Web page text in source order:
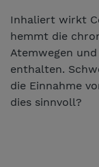
Inhaliert wirkt
hemmt die
Atemwegen
enthalten.
die Einnahme
dies sinnvoll?